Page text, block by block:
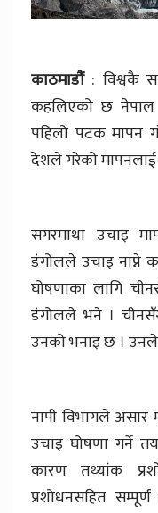
काठमाडौं: विश्वकै
कहलिएको छ नेपाल
पहिलो पटक मापन
देशले गरेको
सगरमाथा उचाइ
डंगोलले उचाइ नाप्ने
घोषणाका लागि
डंगोलले भने ।
उनको भनाइ छ ।
नापी विभागले असार
उचाइ घोषणा गर्ने
कारण तथ्यांक
प्रशोधनसहित